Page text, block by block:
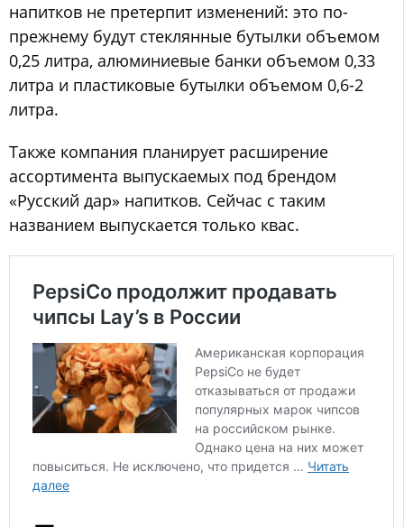
напитков не претерпит изменений: это по-
прежнему будут стеклянные бутылки объемом
0,25 литра, алюминиевые банки объемом 0,33
литра и пластиковые бутылки объемом 0,6-2
литра.
Также компания планирует расширение
ассортимента выпускаемых под брендом
«Русский дар» напитков. Сейчас с таким
названием выпускается только квас.